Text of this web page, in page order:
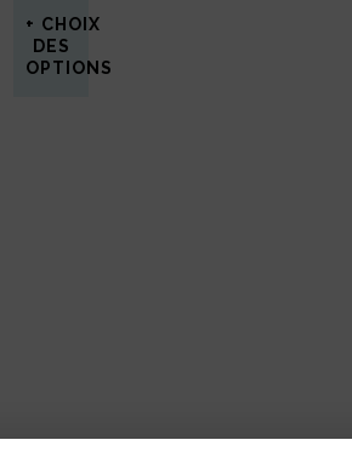
CHOIX
DES
OPTIONS
être